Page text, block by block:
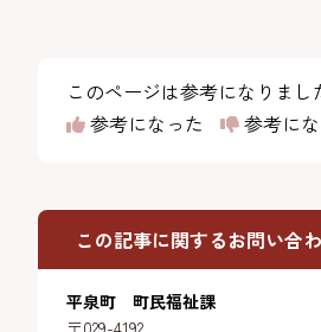
このページは参考になりまし
参考になった
参考に
この記事に関するお問い合
平泉町 町民福祉課
〒029-4192